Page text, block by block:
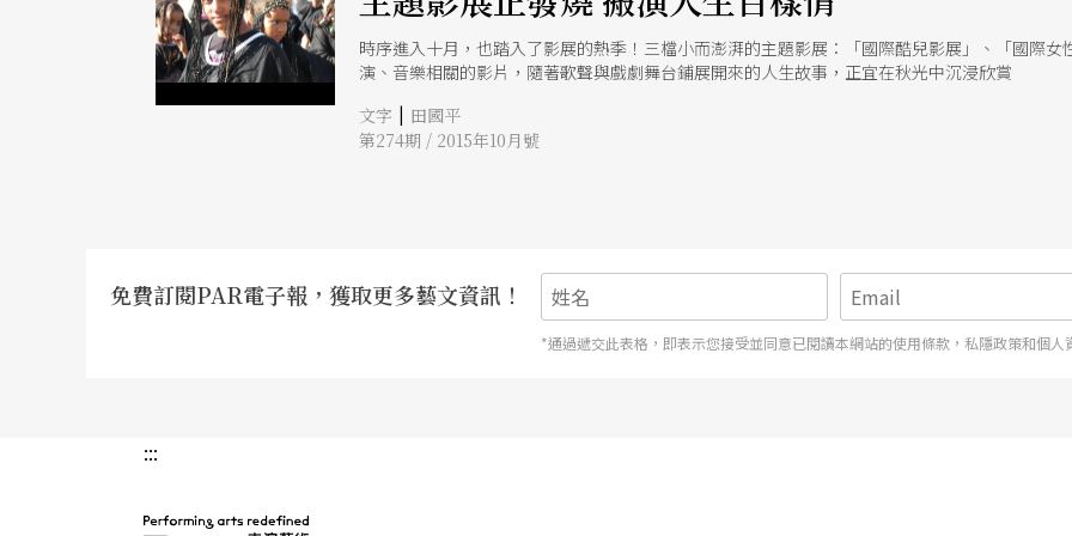
時序進入十月，也踏入了影展的熱季！三檔小而澎湃的主題影展：「國際酷兒影展」、「國際
演、音樂相關的影片，隨著歌聲與戲劇舞台鋪展開來的人生故事，正宜在秋光中沉浸欣賞
文字 | 田國平
第274期 / 2015年10月號
免費訂閱PAR電子報，獲取更多藝文資訊！
*通過遞交此表格，即表示您接受並同意已閱讀本網站的使用條款，私隱政策和個人
:::